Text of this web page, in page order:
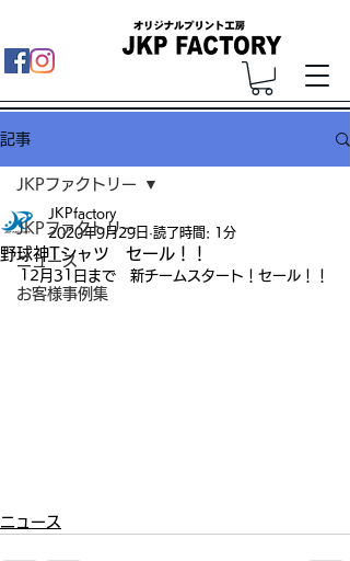
記事
JKPファクトリー
ニュース
お客様事例集
JKPファクトリー
野球神Tシャツ セール！！
JKPfactory
2020年9月29日 読了時間: 1分
12月31日まで　新チームスタート！セール！！
ニュース